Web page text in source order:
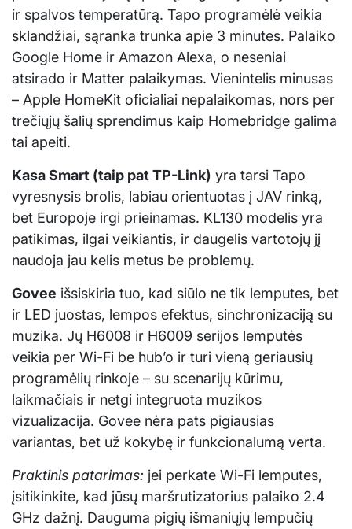
ir spalvos temperatūrą. Tapo programėlė veikia
sklandžiai, sąranka trunka apie 3 minutes. Palaiko
Google Home ir Amazon Alexa, o neseniai
atsirado ir Matter palaikymas. Vienintelis minusas
– Apple HomeKit oficialiai nepalaikomas, nors per
trečiųjų šalių sprendimus kaip Homebridge galima
tai apeiti.
Kasa Smart (taip pat TP-Link) yra tarsi Tapo
vyresnysis brolis, labiau orientuotas į JAV rinką,
bet Europoje irgi prieinamas. KL130 modelis yra
patikimas, ilgai veikiantis, ir daugelis vartotojų jį
naudoja jau kelis metus be problemų.
Govee išsiskiria tuo, kad siūlo ne tik lemputes, bet
ir LED juostas, lempos efektus, sinchronizaciją su
muzika. Jų H6008 ir H6009 serijos lemputės
veikia per Wi-Fi be hub’o ir turi vieną geriausių
programėlių rinkoje – su scenarijų kūrimu,
laikmačiais ir netgi integruota muzikos
vizualizacija. Govee nėra pats pigiausias
variantas, bet už kokybę ir funkcionalumą verta.
Praktinis patarimas: jei perkate Wi-Fi lemputes,
įsitikinkite, kad jūsų maršrutizatorius palaiko 2.4
GHz dažnį. Dauguma pigių išmaniųjų lempučių